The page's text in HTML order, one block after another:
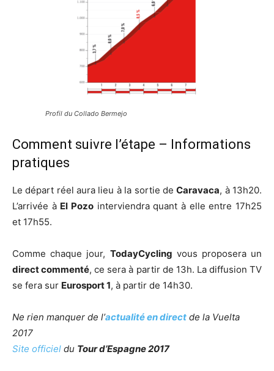
Profil du Collado Bermejo
Comment suivre l’étape – Informations
pratiques
Le départ réel aura lieu à la sortie deCaravaca, à 13h20.
L’arrivée à El Pozo interviendra quant à elle entre 17h25
et 17h55.
Comme chaque jour, TodayCycling vous proposera un
direct commenté, ce sera à partir de 13h. La diffusion TV
se fera sur Eurosport 1, à partir de 14h30.
Ne rien manquer de l’actualité en direct de la Vuelta
2017
Site officiel du Tour d’Espagne 2017